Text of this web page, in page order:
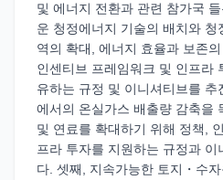
및 에너지 전환과 관련 참가국
운 청정에너지 기술의 배치와
역의 확대, 에너지 효율과 보존
인센티브 프레임워크 및 인프라
유하는 규정 및 이니셔티브를
에서의 온실가스 배출량 감축을
및 연료를 확대하기 위해 정책,
프라 투자를 지원하는 규정과
다. 셋째, 지속가능한 토지・수